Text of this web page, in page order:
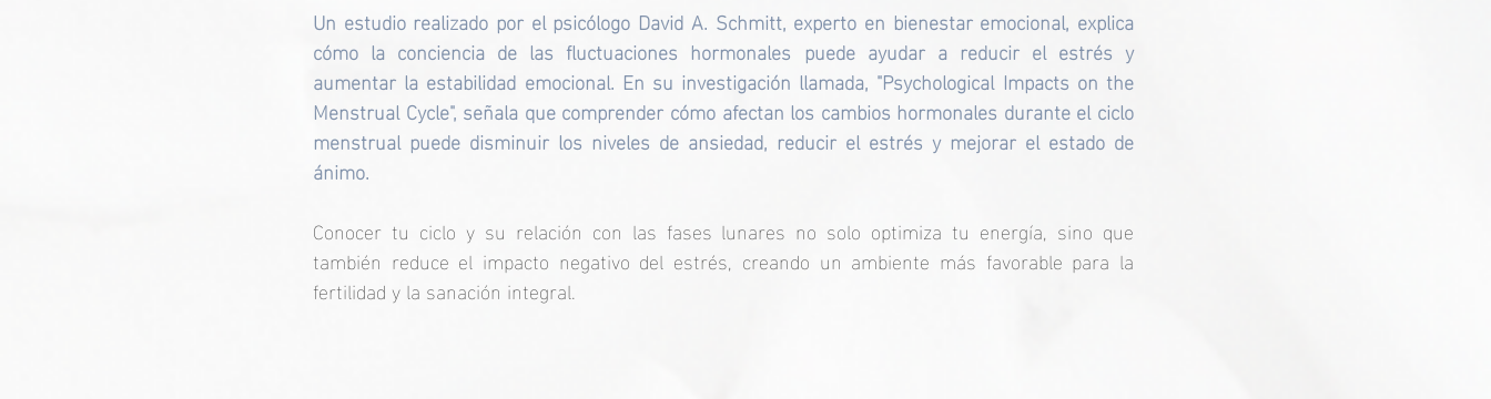
Un estudio realizado por el psicólogo David A. Schmitt, experto en bienestar emocional, explica
cómo la conciencia de las fluctuaciones hormonales puede ayudar a reducir el estrés y
aumentar la estabilidad emocional. En su investigación llamada, "Psychological Impacts on the
Menstrual Cycle", señala que comprender cómo afectan los cambios hormonales durante el ciclo
menstrual puede disminuir los niveles de ansiedad, reducir el estrés y mejorar el estado de
ánimo.
Conocer tu ciclo y su relación con las fases lunares no solo optimiza tu energía, sino que
también reduce el impacto negativo del estrés, creando un ambiente más favorable para la
fertilidad y la sanación integral.